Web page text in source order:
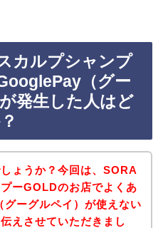
カルプシャンプ
（グー
発生した人はど
ょうか？今回は、SORA
ーGOLDのお店でよくあ
ーグルペイ）が使えない
えさせていただきまし